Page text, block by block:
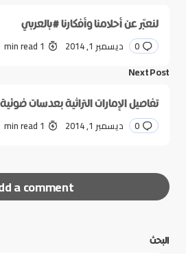
لنعبّر عن أحلامنا وأفكارنا #بالعربي
0 ديسمبر 1, 2014 1 min read
Next Post
تفاصيل الإمارات التراثية بعدسات ضوئية
0 ديسمبر 1, 2014 1 min read
a comment
البحث